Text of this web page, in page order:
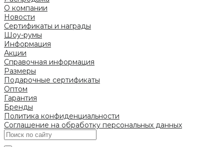
О компании
Новости
Сертификаты и награды
Шоу-румы
Информация
Акции
Справочная информация
Размеры
Подарочные сертификаты
Оптом
Гарантия
Бренды
Политика конфиденциальности
Соглашение на обработку персональных данных